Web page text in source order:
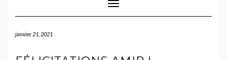
Toggle Navigation
janvier 21, 2021